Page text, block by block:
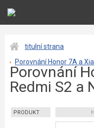
titulní strana
Porovnání Honor 7A a
Porovnání
Redmi S2 a
PRODUKT